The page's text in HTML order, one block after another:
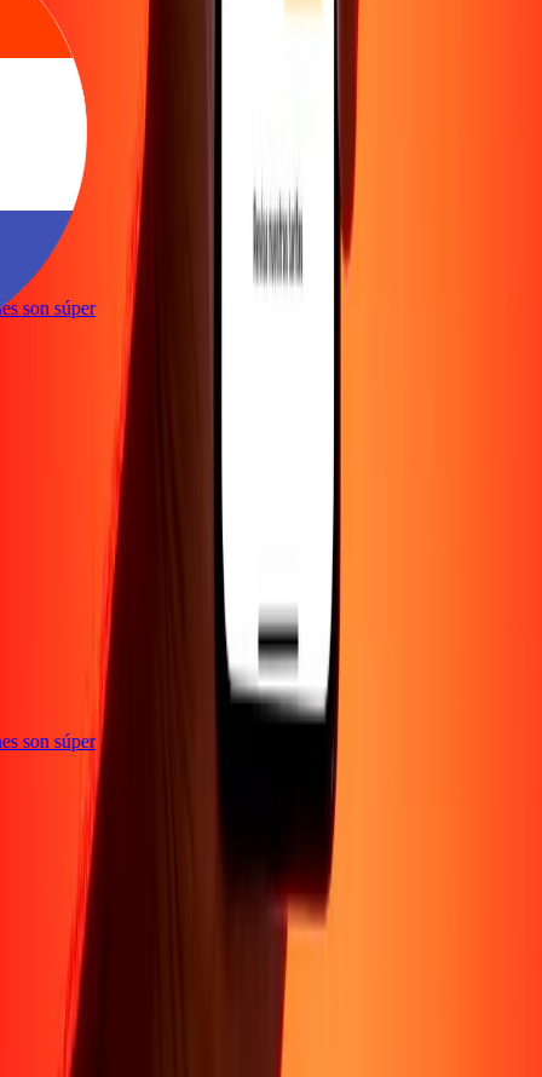
son súper
son súper
Acerca de
Conviértete en agenteConviértete en socio
Conviértete en socio estratégico
Carreras Promociones
Transferencia internacional de dinero
Soporte